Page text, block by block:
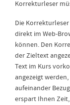
Korrekturleser
Die
direkt im Web-
können. Den
der Zieltext
Text im Kurs
angezeigt
aufeinander
erspart Ihnen